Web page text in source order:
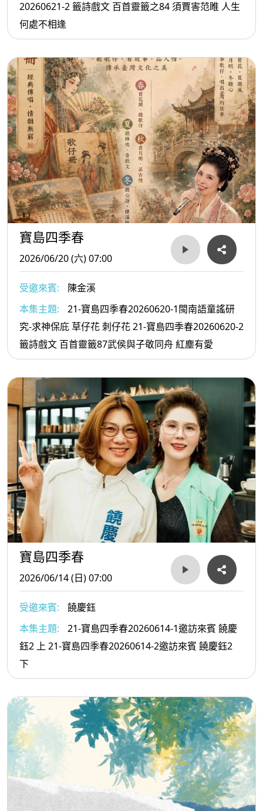
20260621-2 籤詩戲文 百首靈籤之84 須賈害范睢 人生
何處不相逢
寶島四季春
2026/06/20 (六) 07:00
受邀來賓:
陳金溪
本集主題:
21-寶島四季春20260620-1閩南語童謠研
究-求神保庇 草仔花 刺仔花 21-寶島四季春20260620-2
籤詩戲文 百首靈籤87武侯與子敬同舟 紅塵有愛
寶島四季春
2026/06/14 (日) 07:00
受邀來賓:
饒慶鈺
本集主題:
21-寶島四季春20260614-1邀訪來賓 饒慶
鈺2 上 21-寶島四季春20260614-2邀訪來賓 饒慶鈺2
下